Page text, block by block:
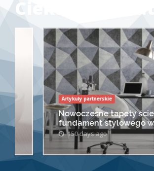
Ciekawe
Artykuły partnerskie
Nowoczesne tapety ścienne
fundament stylowego wnętrza
150 days ago